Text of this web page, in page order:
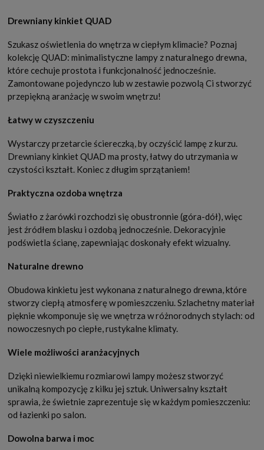
Drewniany kinkiet QUAD
Szukasz oświetlenia do wnętrza w ciepłym klimacie? Poznaj
kolekcję QUAD: minimalistyczne lampy z naturalnego drewna,
które cechuje prostota i funkcjonalność jednocześnie.
Zamontowane pojedynczo lub w zestawie pozwolą Ci stworzyć
przepiękną aranżację w swoim wnętrzu!
Łatwy w czyszczeniu
Wystarczy przetarcie ściereczką, by oczyścić lampę z kurzu.
Drewniany kinkiet QUAD ma prosty, łatwy do utrzymania w
czystości kształt. Koniec z długim sprzątaniem!
Praktyczna ozdoba wnętrza
Światło z żarówki rozchodzi się obustronnie (góra-dół), więc
jest źródłem blasku i ozdobą jednocześnie. Dekoracyjnie
podświetla ścianę, zapewniając doskonały efekt wizualny.
Naturalne drewno
Obudowa kinkietu jest wykonana z naturalnego drewna, które
stworzy ciepłą atmosferę w pomieszczeniu. Szlachetny materiał
pięknie wkomponuje się we wnętrza w różnorodnych stylach: od
nowoczesnych po ciepłe, rustykalne klimaty.
Wiele możliwości aranżacyjnych
Dzięki niewielkiemu rozmiarowi lampy możesz stworzyć
unikalną kompozycję z kilku jej sztuk. Uniwersalny kształt
sprawia, że świetnie zaprezentuje się w każdym pomieszczeniu:
od łazienki po salon.
Dowolna barwa i moc